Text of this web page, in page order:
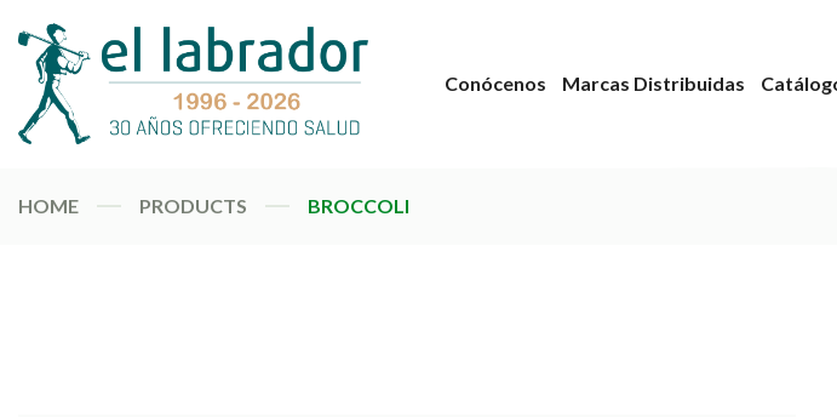
Conócenos Marcas Distribuidas
HOME PRODUCTS BROCCOLI